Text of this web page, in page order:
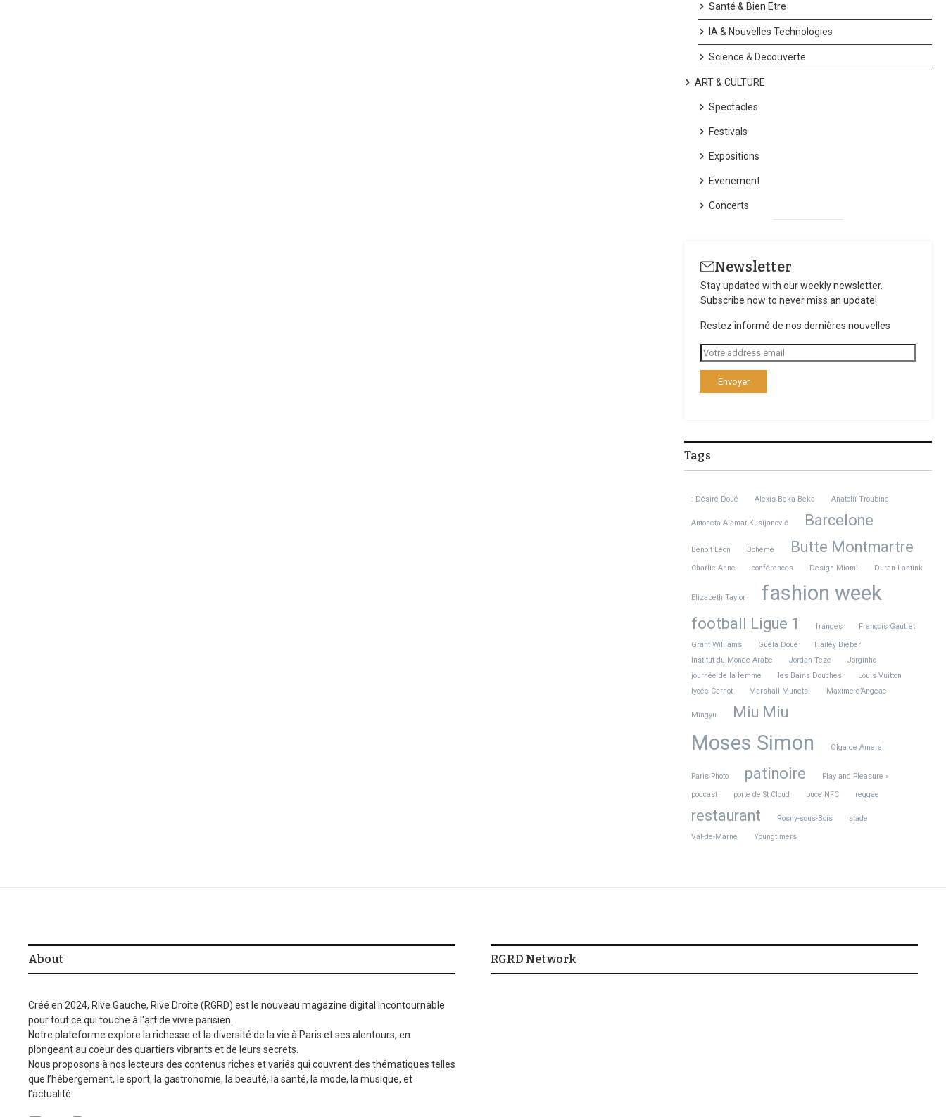
Santé & Bien Etre
IA & Nouvelles Technologies
Science & Decouverte
ART & CULTURE
Spectacles
Festivals
Expositions
Evenement
Concerts
Newsletter
Stay updated with our weekly newsletter.
Subscribe now to never miss an update!
Restez informé de nos dernières nouvelles
Tags
: Désiré Doué Alexis Beka Beka Anatoliï Troubine
Antoneta Alamat Kusijanović Barcelone
Benoît Léon Bohême Butte Montmartre
Charlie Anne conférences Design Miami Duran Lantink
Elizabeth Taylor fashion week
football Ligue 1 franges
François Gautret
Grant Williams
Guéla Doué
Hailey Bieber
Institut du Monde Arabe
Jordan Teze
Jorginho
journée de la femme
les Bains Douches
Louis Vuitton
lycée Carnot
Marshall Munetsi Maxime d’Angeac
Mingyu Miu Miu
Moses Simon Olga de Amaral
Paris Photo patinoire
Play and Pleasure »
podcast
porte de St Cloud puce NFC reggae
restaurant Rosny-sous-Bois
stade
Val-de-Marne
Youngtimers
About
Créé en 2024, Rive Gauche, Rive Droite (RGRD) est le nouveau magazine digital incontournable
pour tout ce qui touche à l'art de vivre parisien.
Notre plateforme explore la richesse et la diversité de la vie à Paris et ses alentours, en
plongeant au coeur des quartiers vibrants et de leurs secrets.
Nous proposons à nos lecteurs des contenus riches et variés qui couvrent des thématiques telles
que l’hébergement, le sport, la gastronomie, la beauté, la santé, la mode, la musique, et
l’actualité.
RGRD Network